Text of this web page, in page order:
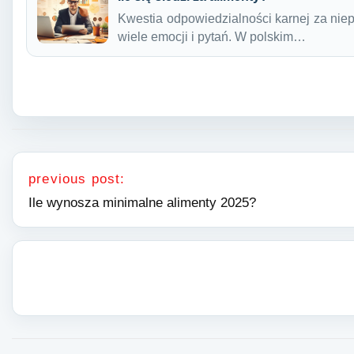
Kwestia odpowiedzialności karnej za
wiele emocji i pytań. W polskim…
Nawigacja wpisu
previous post:
Ile wynosza minimalne alimenty 2025?